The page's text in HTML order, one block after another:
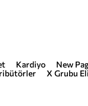
Kardiyo New
X Grubu